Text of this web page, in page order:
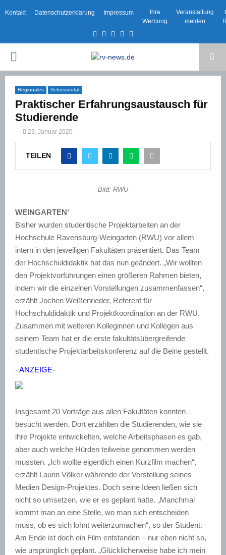
Kontakt Datenschutzerklärung Impressum
Ihre
Werbung
Veranstaltung
melden
Facebook
TwitterInstagram
Email
PRIMARY
MENU
Regionales Schussental
Praktischer Erfahrungsaustausch für
Studierende
- 23. Januar 2020
TEILEN
Bild: RWU
WEINGARTEN‘
Bisher wurden studentische Projektarbeiten an der
Hochschule Ravensburg-Weingarten (RWU) vor allem
intern in den jeweiligen Fakultäten präsentiert. Das Team
der Hochschuldidaktik hat das nun geändert. „Wir wollten
den Projektvorführungen einen größeren Rahmen bieten,
indem wir die einzelnen Vorstellungen zusammenfassen“,
erzählt Jochen Weißenrieder, Referent für
Hochschuldidaktik und Projektkoordination an der RWU.
Zusammen mit weiteren Kolleginnen und Kollegen aus
seinem Team hat er die erste fakultätsübergreifende
studentische Projektarbeitskonferenz auf die Beine gestellt.
- ANZEIGE-
Insgesamt 20 Vorträge aus allen Fakultäten konnten
besucht werden. Dort erzählten die Studierenden, wie sie
ihre Projekte entwickelten, welche Arbeitsphasen es gab,
aber auch welche Hürden teilweise genommen werden
mussten. „Ich wollte eigentlich einen Kurzfilm machen“,
erzählt Laurin Völker währende der Vorstellung seines
Medien Design-Projektes. Doch seine Ideen ließen sich
nicht so umsetzen, wie er es geplant hatte. „Manchmal
kommt man an eine Stelle, wo man sich entscheiden
muss, ob es sich lohnt weiterzumachen“, so der Student.
Am Ende ist doch ein Film entstanden – nur eben nicht so,
wie ursprünglich geplant. „Glücklicherweise habe ich mein